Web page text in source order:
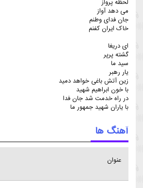
ﻟﺤﻈﻪ ﭘﺮواز
ﻣﻰ دﻫﺪ آواز
ﺟﺎن ﻓﺪای وﻃﻨﻢ
ﺧﺎک اﻳﺮان ﻛﻔﻨﻢ
ای درﻳﻐﺎ
ﮔﺸﺘﻪ ﭘﺮﭘﺮ
ﺳﻴﺪ ﻣﺎ
ﻳﺎر رﻫﺒﺮ
زﻳﻦ آﺗﺶ ﺑﺎﻏﻰ ﺧﻮاﻫﺪ دﻣﻴﺪ
ﺑﺎ ﺧﻮن اﺑﺮاﻫﻴﻢ ﺷﻬﻴﺪ
در راه ﺧﺪﻣﺖ ﺷﺪ ﺟﺎن فدا
ﺑﺎ ﻳﺎران ﺷﻬﻴﺪ ﺟﻤﻬﻮر ﻣﺎ
آهنگ ها
عنوان